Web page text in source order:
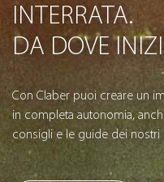
INTERRATA.
DA DOVE
Con Claber puoi creare un
in completa autonomia,
consigli e le guide dei nostri